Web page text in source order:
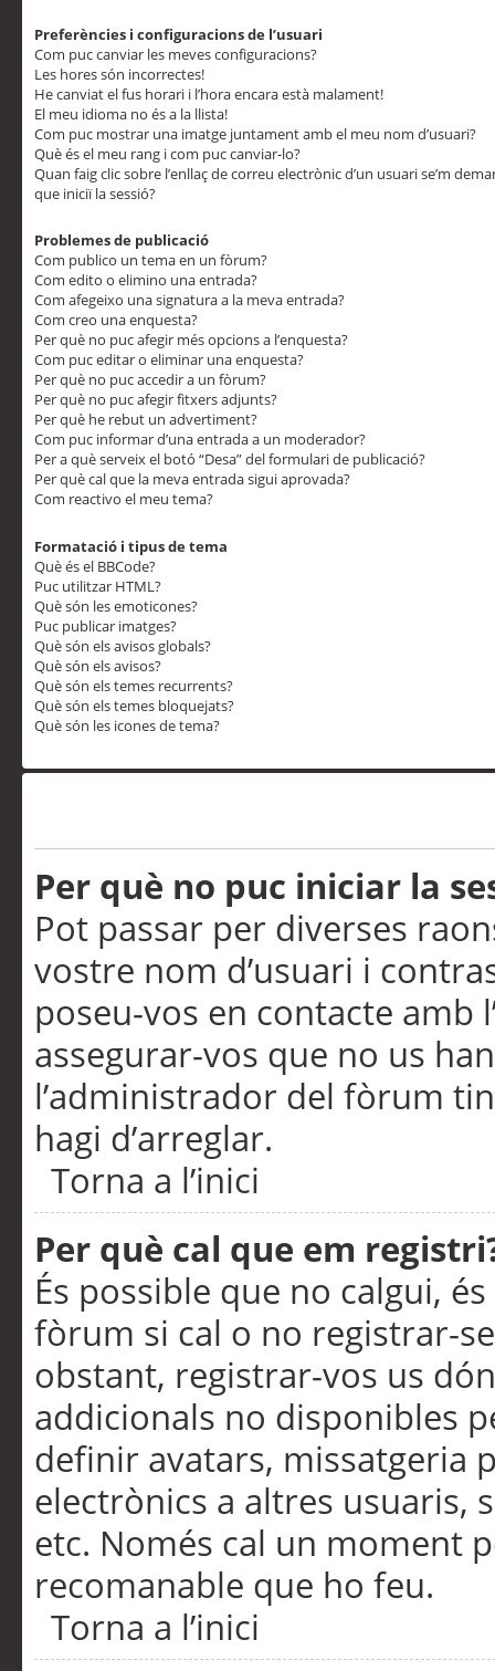
Preferències i configuracions de l’usuari
Com puc canviar les meves configuracions?
Les hores són incorrectes!
He canviat el fus horari i l’hora encara està malament!
El meu idioma no és a la llista!
Com puc mostrar una imatge juntament amb el meu nom d’usuari?
Què és el meu rang i com puc canviar-lo?
Quan faig clic sobre l’enllaç de correu electrònic d’un usuari se’m
que iniciï la sessió?
Problemes de publicació
Com publico un tema en un fòrum?
Com edito o elimino una entrada?
Com afegeixo una signatura a la meva entrada?
Com creo una enquesta?
Per què no puc afegir més opcions a l’enquesta?
Com puc editar o eliminar una enquesta?
Per què no puc accedir a un fòrum?
Per què no puc afegir fitxers adjunts?
Per què he rebut un advertiment?
Com puc informar d’una entrada a un moderador?
Per a què serveix el botó “Desa” del formulari de publicació?
Per què cal que la meva entrada sigui aprovada?
Com reactivo el meu tema?
Formatació i tipus de tema
Què és el BBCode?
Puc utilitzar HTML?
Què són les emoticones?
Puc publicar imatges?
Què són els avisos globals?
Què són els avisos?
Què són els temes recurrents?
Què són els temes bloquejats?
Què són les icones de tema?
Per què no puc iniciar la
Pot passar per diverses
vostre nom d’usuari i
poseu-vos en contacte
assegurar-vos que no us
l’administrador del fòrum
hagi d’arreglar.
Torna a l’inici
Per què cal que em
És possible que no calgui,
fòrum si cal o no registrar-
obstant, registrar-vos us
addicionals no disponibles
definir avatars, missatgeria
electrònics a altres usuaris,
etc. Només cal un moment
recomanable que ho feu.
Torna a l’inici